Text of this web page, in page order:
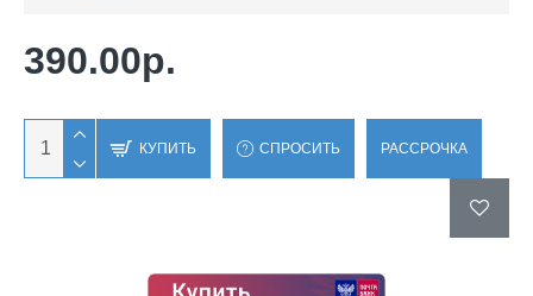
390.00р.
КУПИТЬ СПРОСИТЬ РАССРОЧКА